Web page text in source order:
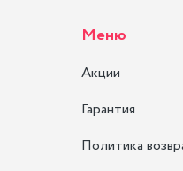
Меню
Акции
Гарантия
Политика